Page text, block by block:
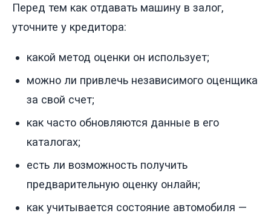
Перед тем как отдавать машину в залог,
уточните у кредитора:
какой метод оценки он использует;
можно ли привлечь независимого оценщика
за свой счет;
как часто обновляются данные в его
каталогах;
есть ли возможность получить
предварительную оценку онлайн;
как учитывается состояние автомобиля —